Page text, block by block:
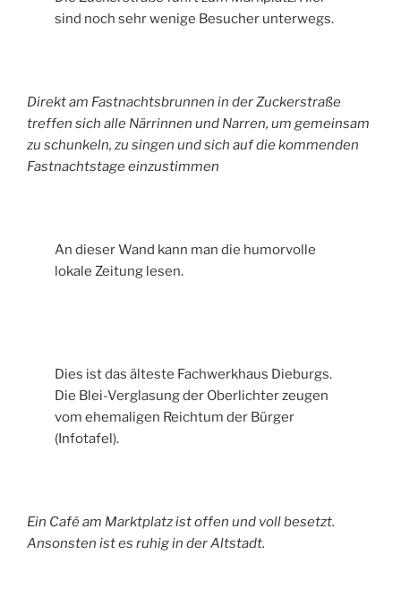
sind noch sehr wenige Besucher unterwegs.
Direkt am Fastnachtsbrunnen in der Zuckerstraße
treffen sich alle Närrinnen und Narren, um gemeinsam
zu schunkeln, zu singen und sich auf die kommenden
Fastnachtstage einzustimmen
An dieser Wand kann man die humorvolle
lokale Zeitung lesen.
Dies ist das älteste Fachwerkhaus Dieburgs.
Die Blei-Verglasung der Oberlichter zeugen
vom ehemaligen Reichtum der Bürger
(Infotafel).
Ein Café am Marktplatz ist offen und voll besetzt.
Ansonsten ist es ruhig in der Altstadt.